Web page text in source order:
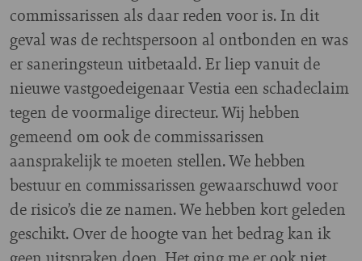
commissarissen als daar reden voor is. In dit
geval was de rechtspersoon al ontbonden en was
er saneringsteun uitbetaald. Er liep vanuit de
nieuwe vastgoedeigenaar Vestia een schadeclaim
tegen de voormalige directeur. Wij hebben
gemeend om ook de commissarissen
aansprakelijk te moeten stellen. We hebben
bestuur en commissarissen gewaarschuwd voor
de risico’s die ze namen. We hebben kort geleden
geschikt. Over de hoogte van het bedrag kan ik